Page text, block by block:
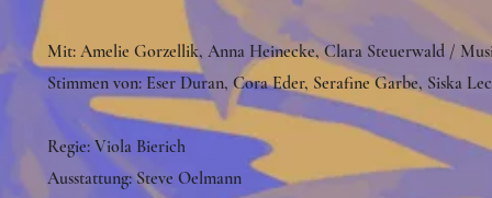
Mit: Amelie Gorzellik, Anna Heinecke, Clara Steuerwald /
Stimmen von: Eser Duran, Cora Eder, Serafine Garbe, Siska
Regie: Viola Bierich
Ausstattung: Steve Oelmann